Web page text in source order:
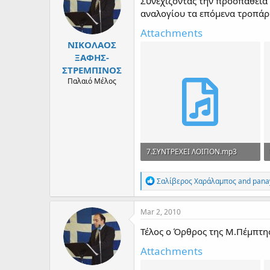
o
n
:
ΝΙΚΟΛΑΟΣ
ΞΑΦΗΣ-
ΣΤΡΕΜΠΙΝΟΣ
Παλαιό Μέλος
αναλογίου τα επόμενα
Attachments
7.ΣΥΝΤΡΕΧΕΙ ΛΟΙΠΟΝ.mp3
2.8 MB · Views: 308
R
e
a
c
i
o
n
s
Σαλίβερος Χαράλαμποςand
Mar 2, 2010
Τέλος ο Όρθρος της
Attachments